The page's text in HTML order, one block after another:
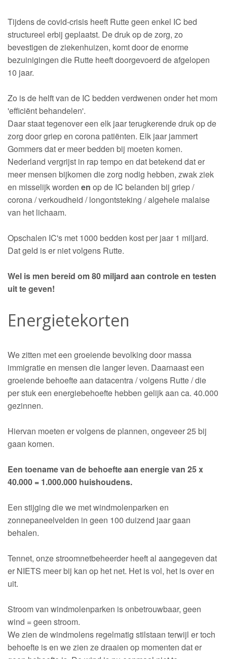
Tijdens de covid-crisis heeft Rutte geen enkel IC bed
structureel erbij geplaatst. De druk op de zorg, zo
bevestigen de ziekenhuizen, komt door de enorme
bezuinigingen die Rutte heeft doorgevoerd de afgelopen
10 jaar.
Zo is de helft van de IC bedden verdwenen onder het mom
'efficiënt behandelen'.
Daar staat tegenover een elk jaar terugkerende druk op de
zorg door griep en corona patiënten. Elk jaar jammert
Gommers dat er meer bedden bij moeten komen.
Nederland vergrijst in rap tempo en dat betekend dat er
meer mensen bijkomen die zorg nodig hebben, zwak ziek
en misselijk worden en op de IC belanden bij griep /
corona / verkoudheid / longontsteking / algehele malaise
van het lichaam.
Opschalen IC's met 1000 bedden kost per jaar 1 miljard.
Dat geld is er niet volgens Rutte.
Wel is men bereid om 80 miljard aan controle en testen
uit te geven!
Energietekorten
We zitten met een groeiende bevolking door massa
immigratie en mensen die langer leven. Daarnaast een
groeiende behoefte aan datacentra / volgens Rutte / die
per stuk een energiebehoefte hebben gelijk aan ca. 40.000
gezinnen.
Hiervan moeten er volgens de plannen, ongeveer 25 bij
gaan komen.
Een toename van de behoefte aan energie van 25 x
40.000 = 1.000.000 huishoudens.
Een stijging die we met windmolenparken en
zonnepaneelvelden in geen 100 duizend jaar gaan
behalen.
Tennet, onze stroomnetbeheerder heeft al aangegeven dat
er NIETS meer bij kan op het net. Het is vol, het is over en
uit.
Stroom van windmolenparken is onbetrouwbaar, geen
wind = geen stroom.
We zien de windmolens regelmatig stilstaan terwijl er toch
behoefte is en we zien ze draaien op momenten dat er